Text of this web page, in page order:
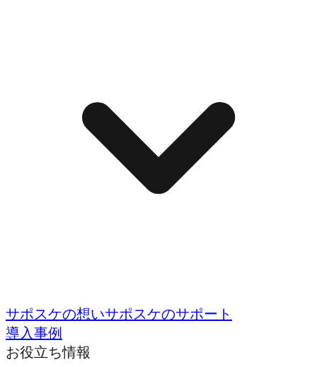
サポスケの想いサポスケのサポート
導入事例
お役立ち情報